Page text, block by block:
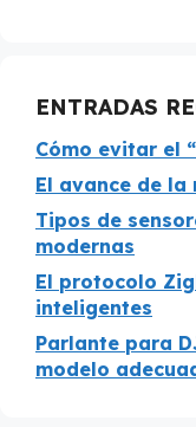
ENTRADAS
Cómo evitar el
El avance de
Tipos de
modernas
El protocolo
inteligentes
Parlante para
modelo